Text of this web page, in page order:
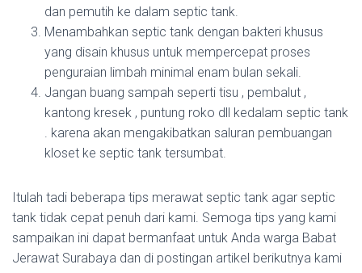
dan pemutih ke dalam septic tank.
Menambahkan septic tank dengan bakteri khusus
yang disain khusus untuk mempercepat proses
penguraian limbah minimal enam bulan sekali.
Jangan buang sampah seperti tisu , pembalut ,
kantong kresek , puntung roko dll kedalam septic tank
. karena akan mengakibatkan saluran pembuangan
kloset ke septic tank tersumbat.
Itulah tadi beberapa tips merawat septic tank agar septic
tank tidak cepat penuh dari kami. Semoga tips yang kami
sampaikan ini dapat bermanfaat untuk Anda warga Babat
Jerawat Surabaya dan di postingan artikel berikutnya kami